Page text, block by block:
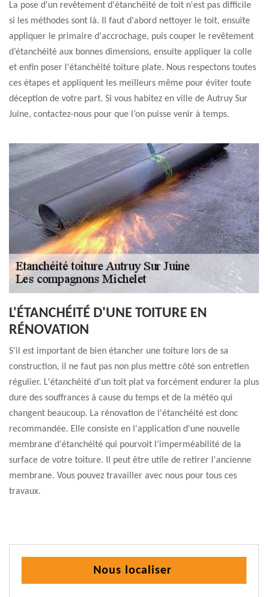
La pose d'un revêtement d'étanchéité de toit n'est pas difficile
si les méthodes sont là. Il faut d'abord nettoyer le toit, ensuite
appliquer le primaire d'accrochage, puis couper le revêtement
d’étanchéité aux bonnes dimensions, ensuite appliquer la colle
et enfin poser l'étanchéité toiture plate. Nous respectons toutes
ces étapes et appliquent les meilleurs même pour éviter toute
déception de votre part. Si vous habitez en ville de Autruy Sur
Juine, contactez-nous pour que l’on puisse venir à temps.
L'ÉTANCHÉITÉ D'UNE TOITURE EN
RÉNOVATION
S'il est important de bien étancher une toiture lors de sa
construction, il ne faut pas non plus mettre côté son entretien
régulier. L'étanchéité d'un toit plat va forcément endurer la plus
dure des souffrances à cause du temps et de la météo qui
changent beaucoup. La rénovation de l'étanchéité est donc
recommandée. Elle consiste en l'application d'une nouvelle
membrane d'étanchéité qui pourvoit l’imperméabilité de la
surface de votre toiture. Il peut être utile de retirer l'ancienne
membrane. Vous pouvez travailler avec nous pour tous ces
travaux.
Nous localiser